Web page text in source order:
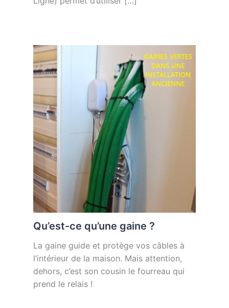
Qu’est-ce qu’une gaine ?
La gaine guide et protège vos câbles à
l’intérieur de la maison. Mais attention,
dehors, c’est son cousin le fourreau qui
prend le relais !